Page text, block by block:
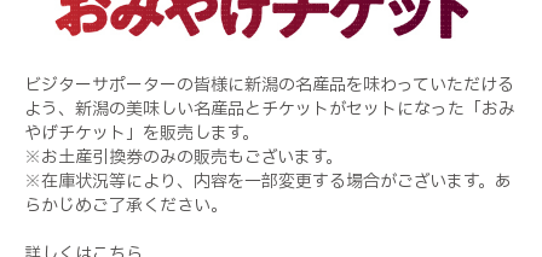
ビジターサポーターの皆様に新潟の名産品を味わっていただける
よう、新潟の美味しい名産品とチケットがセットになった「おみ
やげチケット」を販売します。
※お土産引換券のみの販売もございます。
※在庫状況等により、内容を一部変更する場合がございます。あ
らかじめご了承ください。